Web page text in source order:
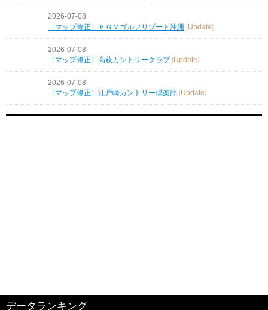
2026-07-08
［マップ修正］ＰＧＭゴルフリゾート沖縄 [Update]
2026-07-08
［マップ修正］高萩カントリークラブ [Update]
2026-07-08
［マップ修正］江戸崎カントリー倶楽部 Update
データランキング